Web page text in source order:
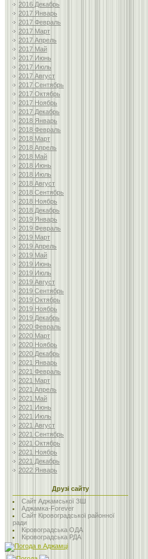
2016 Декабрь
2017 Январь
2017 Февраль
2017 Март
2017 Апрель
2017 Май
2017 Июнь
2017 Июль
2017 Август
2017 Сентябрь
2017 Октябрь
2017 Ноябрь
2017 Декабрь
2018 Январь
2018 Февраль
2018 Март
2018 Апрель
2018 Май
2018 Июнь
2018 Июль
2018 Август
2018 Сентябрь
2018 Ноябрь
2018 Декабрь
2019 Январь
2019 Февраль
2019 Март
2019 Апрель
2019 Май
2019 Июнь
2019 Июль
2019 Август
2019 Сентябрь
2019 Октябрь
2019 Ноябрь
2019 Декабрь
2020 Февраль
2020 Март
2020 Ноябрь
2020 Декабрь
2021 Январь
2021 Февраль
2021 Март
2021 Апрель
2021 Май
2021 Июнь
2021 Июль
2021 Август
2021 Сентябрь
2021 Октябрь
2021 Ноябрь
2021 Декабрь
2022 Январь
Друзі сайту
Сайт Аджамської ЗШ
Аджамка-Forever
Сайт Кіровоградської районної
ради
Кіровоградська ОДА
Кіровоградська РДА